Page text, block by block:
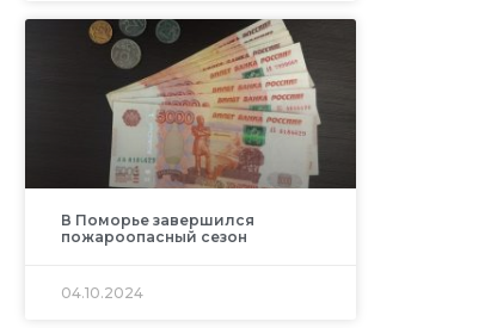
В Поморье завершился
пожароопасный сезон
04.10.2024